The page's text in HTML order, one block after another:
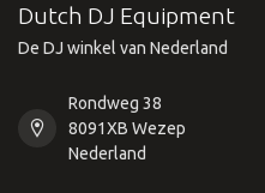
Dutch DJ Equipment
De DJ winkel van Nederland
Rondweg 38
8091XB Wezep
Nederland